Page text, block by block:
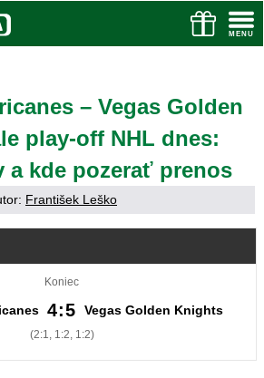
– Vegas Golden
play-off NHL dnes:
a kde pozerať prenos
František Leško
Koniec
4:5 Vegas Golden Knights
(2:1, 1:2, 1:2)